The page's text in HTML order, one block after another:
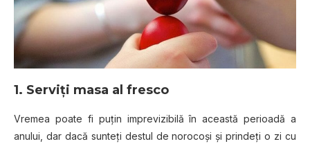
1. Serviţi masa al fresco
Vremea poate fi puţin imprevizibilă în această perioadă a
anului, dar dacă sunteţi destul de norocoşi şi prindeţi o zi cu